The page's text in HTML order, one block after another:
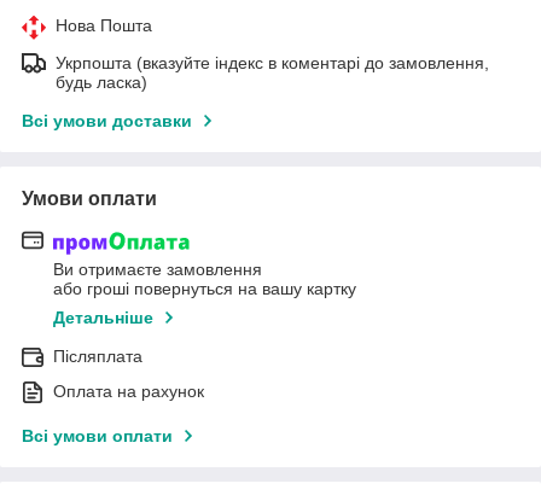
Нова Пошта
Укрпошта (вказуйте індекс в коментарі до замовлення,
будь ласка)
Всі умови доставки
Умови оплати
Ви отримаєте замовлення
або гроші повернуться на вашу картку
Детальніше
Післяплата
Оплата на рахунок
Всі умови оплати